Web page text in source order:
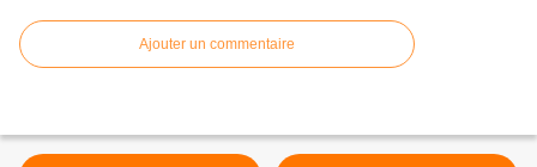
Ajouter un commentaire